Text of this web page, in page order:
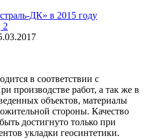
ДК» в 2015 году
2
в соответствии с
производстве работ, а так же в
объектов, материалы
стороны. Качество
достигнуто только при
укладки геосинтетики.